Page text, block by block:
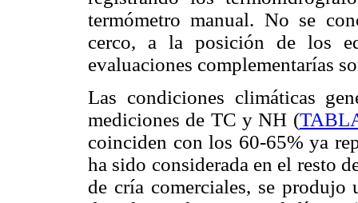
termómetro manual. No se
cerco, a la posición de los
evaluaciones complementarías
Las condiciones climáticas
mediciones de TC y NH (
coinciden con los 60-65% ya
ha sido considerada en el resto
de cría comerciales, se